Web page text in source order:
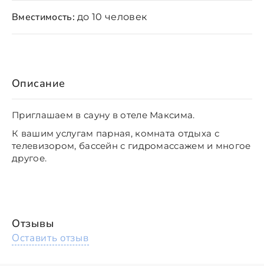
Описание
Приглашаем в сауну в отеле Максима.
К вашим услугам парная, комната отдыха с
телевизором, бассейн с гидромассажем и многое
другое.
Вместимость: до 10 человек
Отзывы
Оставить отзыв